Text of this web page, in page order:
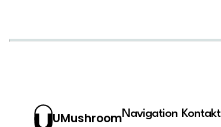
UMushroomNavigation Kontakt